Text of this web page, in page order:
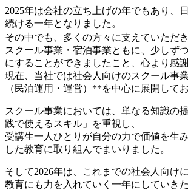
2025年は会社の立ち上げの年でもあり、
続ける一年となりました。
その中でも、多くの方々に支えていただ
スクール事業・宿泊事業ともに、少しず
にすることができましたこと、心より感
現在、当社では社会人向けのスクール事
（民泊運用・運営）**を中心に展開してお
スクール事業においては、単なる知識の
践で使えるスキル」を重視し、
受講生一人ひとりが自分の力で価値を生
した教育に取り組んでまいりました。
そして2026年は、これまでの社会人向け
教育にも力を入れていく一年にしていき